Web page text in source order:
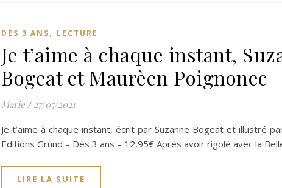
DÈS 3 ANS, LECTURE
Je t’aime à chaque instant,
Bogeat et Maurèen Poignonec
Marie / 27/05/2021
Je t’aime à chaque instant, écrit par Suzanne Bogeat et illustré
Editions Gründ – Dès 3 ans – 12,95€ Après avoir rigolé avec la
LIRE LA SUITE